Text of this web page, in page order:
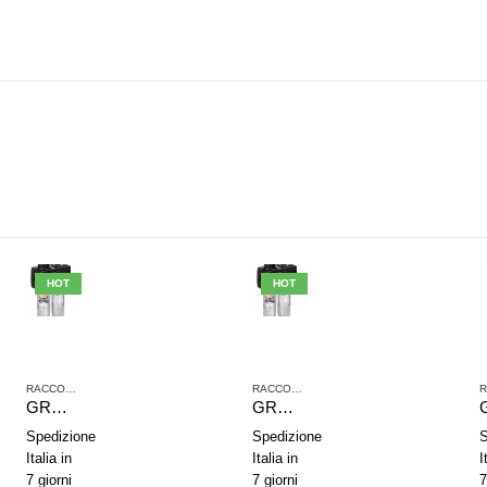
TRATTAMENTO ARIA COMPRESSA
HOT
RACCORDI JOHN GUEST TRATTAMENTO ARIA COMPRESSA
GRUPPO DI TRATTAMENTO ARIA IN 2 PARTI AVENTICS SERIE NL2-ACD 0821300404
Spedizione
Italia in
7 giorni
HOT
GRUPPO DI TRATTAMENTO ARIA IN 2 PARTI AVENTICS SERIE NL4-ACD 0821300531
Spedizione
Italia in
7 giorni